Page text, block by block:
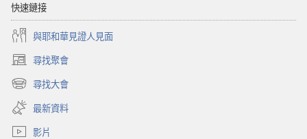
快速鏈接
與耶和華見證人見面
尋找聚會
（開
啟
新
視
窗）
尋找大會
（開
啟
新
視
最新資料
影片